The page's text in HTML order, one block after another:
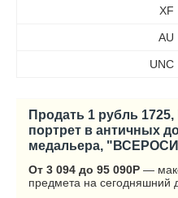
XF
AU
UNC
Продать 1 рубль
портрет в античных
медальера,
От 3 094 до 95 090Р —
предмета на сегодняшний